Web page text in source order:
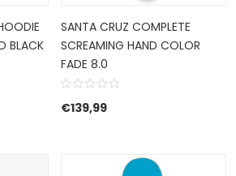
BLACK
prijs was: €59,99.
prijs is: €41,99.
SANTA CRUZ COMPLETE
SCREAMING HAND COLOR
FADE 8.0
€139,99